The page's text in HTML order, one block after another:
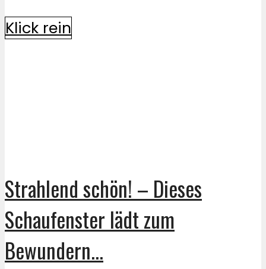
Klick rein
Strahlend schön! – Dieses
Schaufenster lädt zum
Bewundern...